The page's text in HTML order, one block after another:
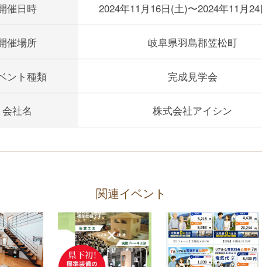
催日時 2024年11月16日(土)〜2024年11月
催場所 岐阜県羽島郡笠松町
ント種類 完成見学会
会社名 株式会社アイシン
関連イベント